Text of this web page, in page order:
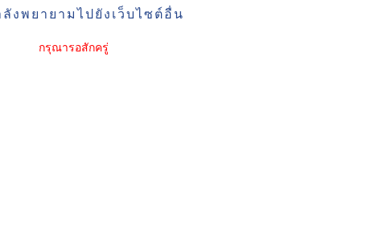
งพยายามไปยังเว็บไซต์อื่น
กรุณารอสักครู่